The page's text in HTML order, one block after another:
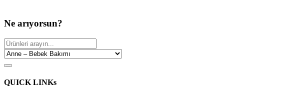
Ne arıyorsun?
QUICK LINKs